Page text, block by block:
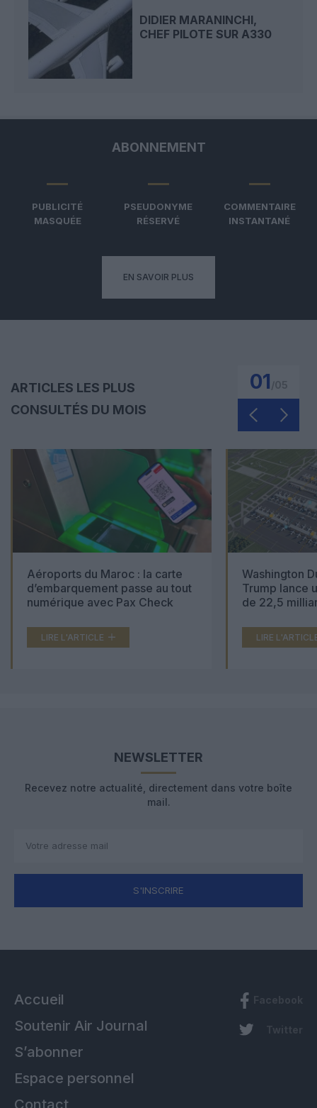
DIDIER MARANINCHI,
CHEF PILOTE SUR A330
ABONNEMENT
PUBLICITÉ
MASQUÉE
PSEUDONYME
RÉSERVÉ
COMMENTAIRE
INSTANTANÉ
EN SAVOIR PLUS
ARTICLES LES PLUS
CONSULTÉS DU MOIS
01
Aéroports du Maroc : la carte
d’embarquement passe au tout
numérique avec Pax Check
LIRE L'ARTICLE
Washington
Trump lance
de 22,5
LIRE
NEWSLETTER
Recevez notre actualité, directement dans votre boîte
mail.
S'INSCRIRE
Accueil
Soutenir Air Journal
S’abonner
Espace personnel
Contact